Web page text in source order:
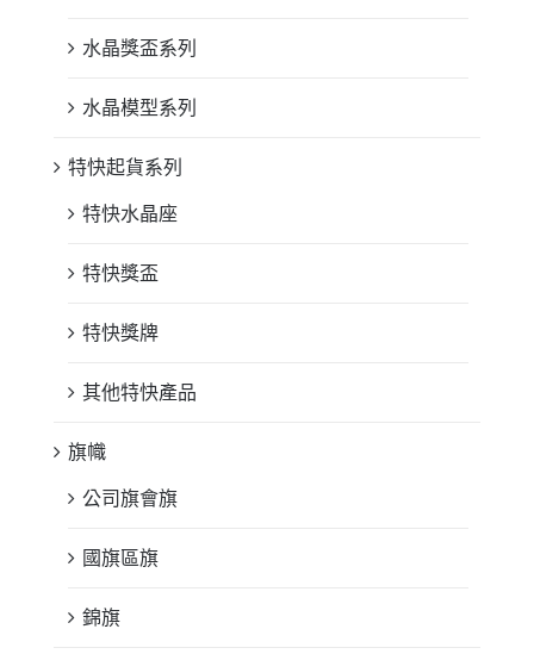
水晶獎盃系列
水晶模型系列
特快起貨系列
特快水晶座
特快獎盃
特快獎牌
其他特快產品
旗幟
公司旗會旗
國旗區旗
錦旗